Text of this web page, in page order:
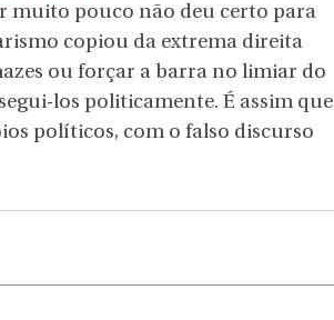
muito pouco não deu certo para
copiou da extrema direita
ou forçar a barra no limiar do
los politicamente. É assim que
políticos, com o falso discurso